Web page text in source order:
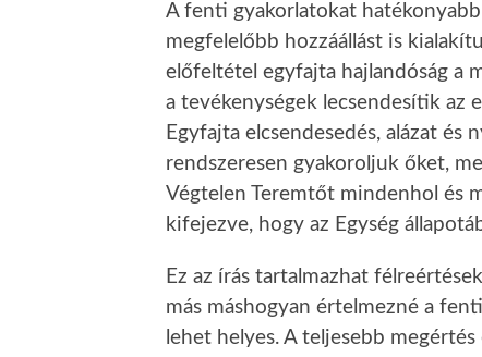
A fenti gyakorlatokat
megfelelőbb hozzáállást is
előfeltétel egyfajta hajlandóság a
a tevékenységek lecsendesítik az
Egyfajta elcsendesedés, alázat
rendszeresen gyakoroljuk őket,
Végtelen Teremtőt mindenhol és
kifejezve, hogy az Egység
Ez az írás tartalmazhat
más máshogyan értelmezné a
lehet helyes. A teljesebb